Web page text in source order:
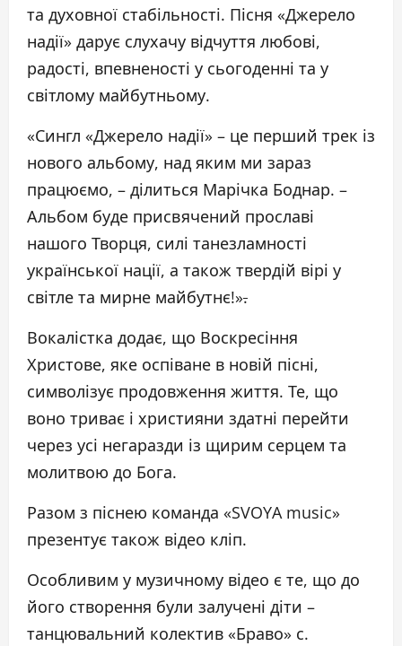
та духовної стабільності. Пісня «Джерело
надії» дарує слухачу відчуття любові,
радості, впевненості у сьогоденні та у
світлому майбутньому.
«Сингл «Джерело надії» – це перший трек із
нового альбому, над яким ми зараз
працюємо, – ділиться Марічка Боднар. –
Альбом буде присвячений прославі
нашого Творця, силі танезламності
української нації, а також твердій вірі у
світле та мирне майбутнє!».
Вокалістка додає, що Воскресіння
Христове, яке оспіване в новій пісні,
символізує продовження життя. Те, що
воно триває і християни здатні перейти
через усі негаразди із щирим серцем та
молитвою до Бога.
Разом з піснею команда «SVOYA music»
презентує також відео кліп.
Особливим у музичному відео є те, що до
його створення були залучені діти –
танцювальний колектив «Браво» с.